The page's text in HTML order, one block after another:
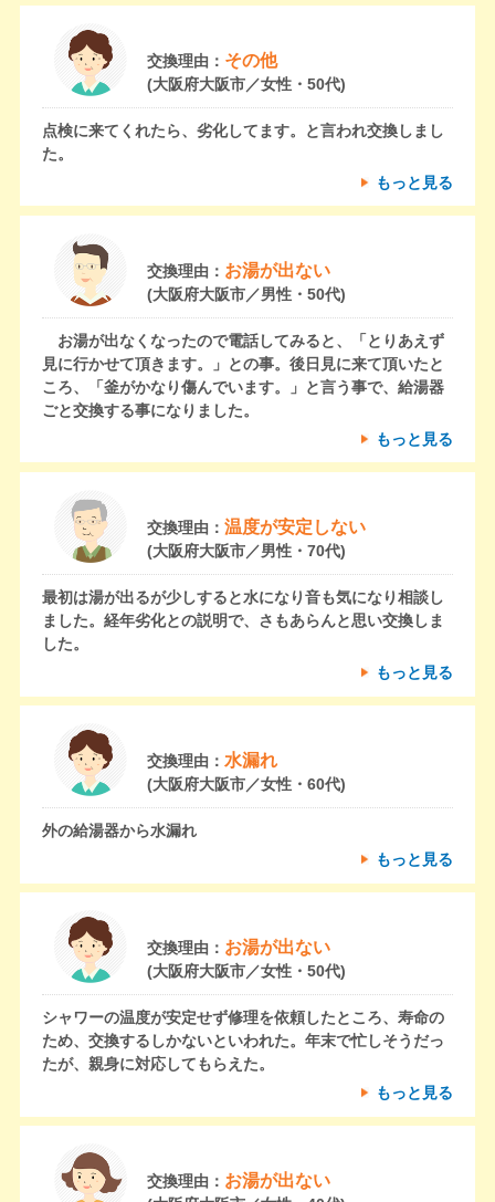
交換理由： その他
(大阪府大阪市／女性・50代)
点検に来てくれたら、劣化してます。と言われ交換しまし
た。
もっと見る
交換理由： お湯が出ない
(大阪府大阪市／男性・50代)
お湯が出なくなったので電話してみると、「とりあえず
見に行かせて頂きます。」との事。後日見に来て頂いたと
ころ、「釜がかなり傷んでいます。」と言う事で、給湯器
ごと交換する事になりました。
もっと見る
交換理由： 温度が安定しない
(大阪府大阪市／男性・70代)
最初は湯が出るが少しすると水になり音も気になり相談し
ました。経年劣化との説明で、さもあらんと思い交換しま
した。
もっと見る
交換理由： 水漏れ
(大阪府大阪市／女性・60代)
外の給湯器から水漏れ
もっと見る
交換理由： お湯が出ない
(大阪府大阪市／女性・50代)
シャワーの温度が安定せず修理を依頼したところ、寿命の
ため、交換するしかないといわれた。年末で忙しそうだっ
たが、親身に対応してもらえた。
もっと見る
交換理由： お湯が出ない